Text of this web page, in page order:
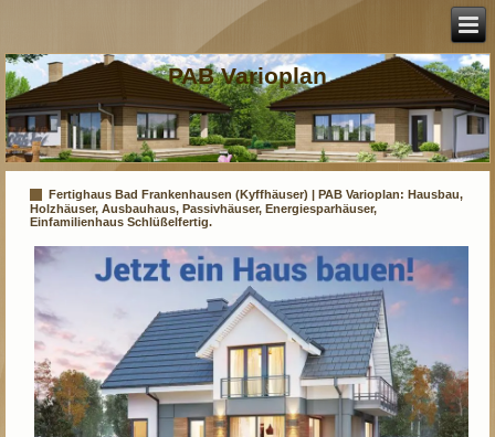
PAB Varioplan
Fertighaus Bad Frankenhausen (Kyffhäuser) | PAB Varioplan: Hausbau,
Holzhäuser, Ausbauhaus, Passivhäuser, Energiesparhäuser,
Einfamilienhaus Schlüßelfertig.